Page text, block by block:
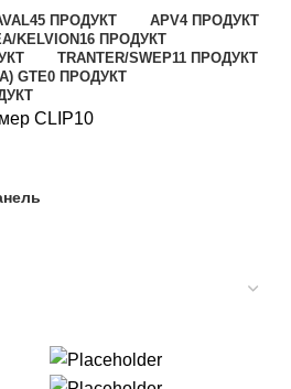
45 ПРОДУКТ APV4 ПРОДУКТ
KELVION16 ПРОДУКТ
TRANTER/SWEP11 ПРОДУКТ
GTE0 ПРОДУКТ
CLIP10